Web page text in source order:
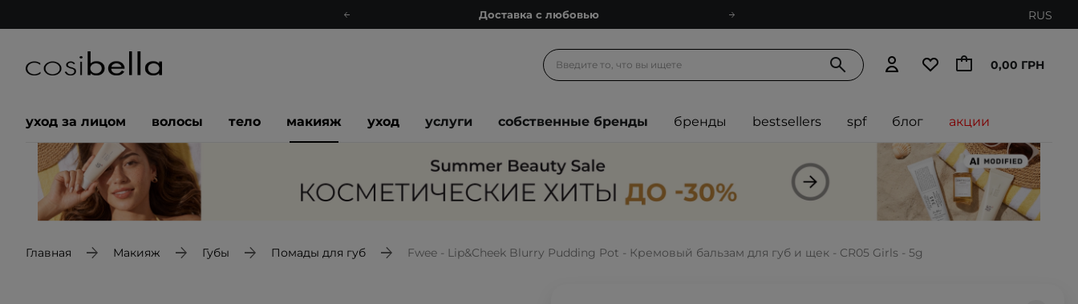
Доставка с любовью
Блог
Познакомимся?
Доставка с любовью
Подарочные карты
RUS
0,00 ГРН
уход за лицом волосы тело макияж уход услуги собственные бренды бренды bestsellers spf блог акции
Главная Макияж Губы Помады для губ Fwee - Lip&Cheek Blurry Pudding Pot - Кремовый бальзам для губ и щек - CR05 Girls - 5g